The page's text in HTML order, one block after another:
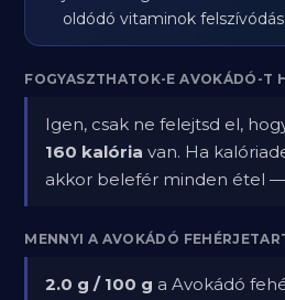
oldódó vitaminok
FOGYASZTHATOK-E AVOKÁDÓ-T
Igen, csak ne felejtsd el,
160 kalória van. Ha
akkor belefér minden étel —
MENNYI A AVOKÁDÓ
2.0 g / 100 g a Avokádó